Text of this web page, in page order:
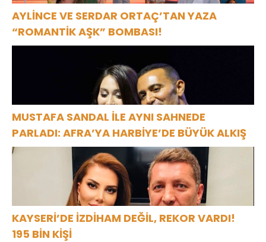
AYLİNCE VE SERDAR ORTAÇ’TAN YAZA
“ROMANTİK AŞK” BOMBASI!
MUSTAFA SANDAL İLE AYNI SAHNEDE
PARLADI: AFRA’YA HARBİYE’DE BÜYÜK ALKIŞ
KAYSERİ’DE İZDİHAM DEĞİL, REKOR VARDI!
195 BİN KİŞİ